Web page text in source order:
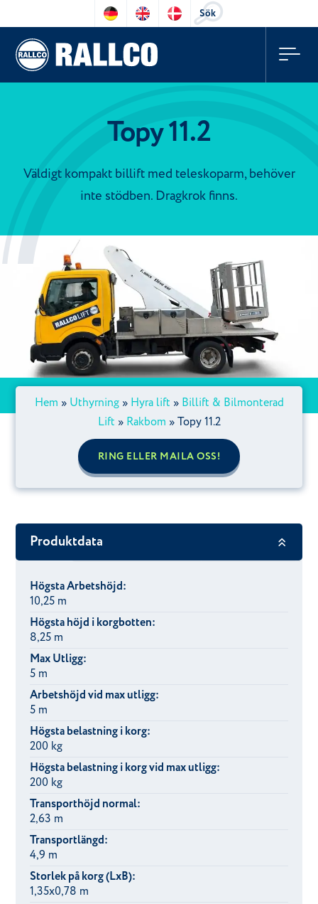
Sök
Topy 11.2
Väldigt kompakt billift med teleskoparm, behöver
inte stödben. Dragkrok finns.
Hem » Uthyrning» Hyra lift » Billift & Bilmonterad
Lift » Rakbom »Topy 11.2
RING ELLER MAILA OSS!
Produktdata
Högsta Arbetshöjd:
10,25 m
Högsta höjd i korgbotten:
8,25 m
Max Utligg:
5 m
Arbetshöjd vid max utligg:
5 m
Högsta belastning i korg:
200 kg
Högsta belastning i korg vid max utligg:
200 kg
Transporthöjd normal:
2,63 m
Transportlängd:
4,9 m
Storlek på korg (LxB):
1,35x0,78 m